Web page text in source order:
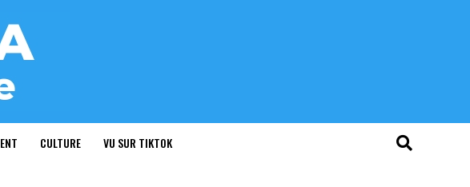
CULTURE VU SUR TIKTOK